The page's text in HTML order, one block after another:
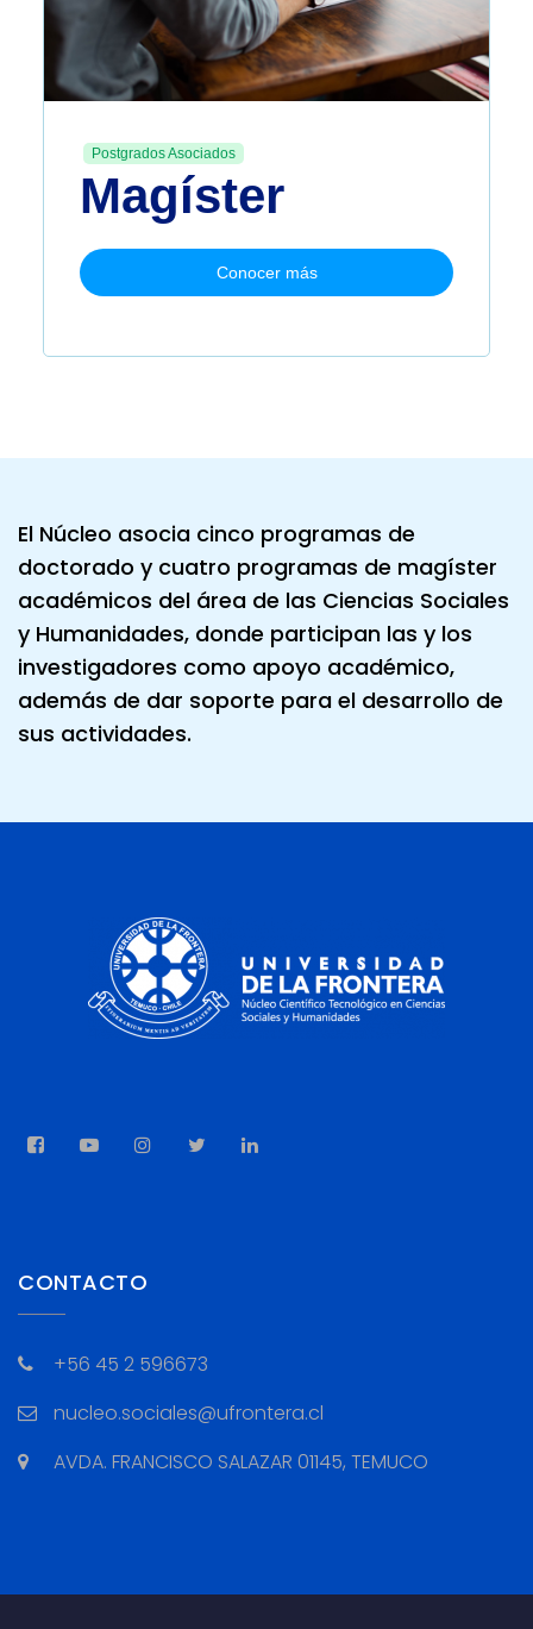
Postgrados Asociados
Magíster
Conocer más
El Núcleo asocia cinco programas de
doctorado y cuatro programas de magíster
académicos del área de las Ciencias Sociales
y Humanidades, donde participan las y los
investigadores como apoyo académico,
además de dar soporte para el desarrollo de
sus actividades.
CONTACTO
+56 45 2 596673
nucleo.sociales@ufrontera.cl
AVDA. FRANCISCO SALAZAR 01145, TEMUCO